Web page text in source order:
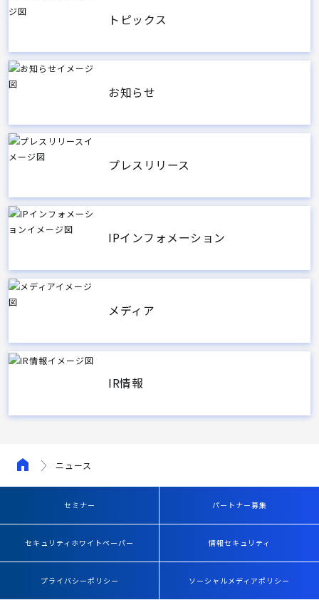
トピックス
お知らせ
プレスリリース
IPインフォメーション
メディア
IR情報
ニュース
セミナー パートナー募集
セキュリティホワイトペーパー 情報セキュリティ
プライバシーポリシー ソーシャルメディアポリシー